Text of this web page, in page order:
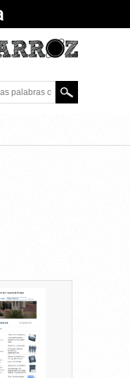
palabras